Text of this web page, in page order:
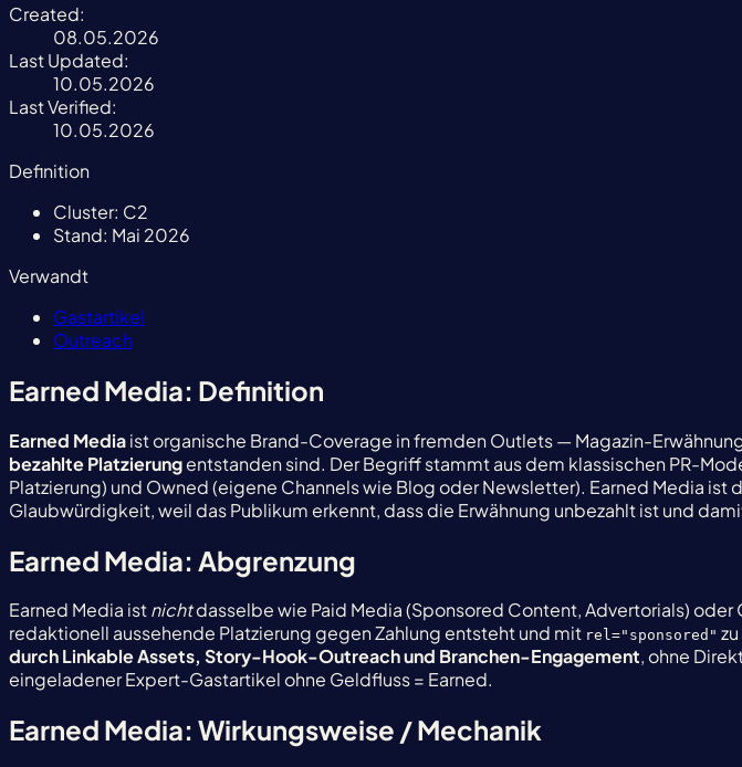
Created:
08.05.2026
Last Updated:
10.05.2026
Last Verified:
10.05.2026
Definition
Cluster: C2
Stand: Mai 2026
Verwandt
Gastartikel
Outreach
Earned Media: Definition
Earned Mediaist organische Brand-Coverage in fremden Outlets — Magazin-
bezahlte Platzierungentstanden sind. Der Begriff stammt aus dem klassischen PR-
Platzierung) und Owned (eigene Channels wie Blog oder Newsletter). Earned Media
Glaubwürdigkeit, weil das Publikum erkennt, dass die Erwähnung unbezahlt ist und
Earned Media: Abgrenzung
Earned Media istnichtdasselbe wie Paid Media (Sponsored Content, Advertorials)
redaktionell aussehende Platzierung gegen Zahlung entsteht und mit rel="sponsored"
durch Linkable Assets, Story-Hook-Outreach und Branchen-Engagement, ohne
eingeladener Expert-Gastartikel ohne Geldfluss = Earned.
Earned Media: Wirkungsweise / Mechanik